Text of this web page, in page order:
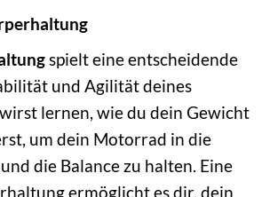
spielt eine entscheidende
und Agilität deines
lernen, wie du dein Gewicht
um dein Motorrad in die
die Balance zu halten. Eine
ermöglicht es dir, dein